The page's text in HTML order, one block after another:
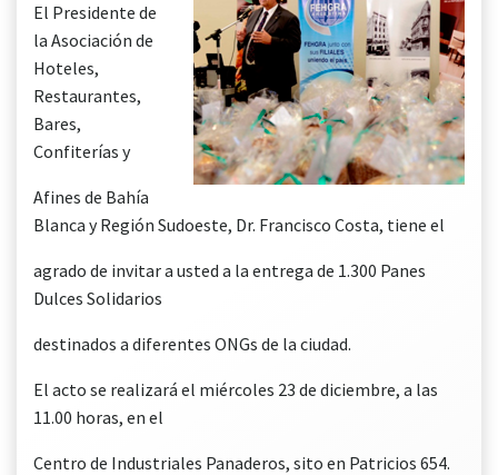
El Presidente de
la Asociación de
Hoteles,
Restaurantes,
Bares,
Confiterías y
Afines de Bahía
Blanca y Región Sudoeste, Dr. Francisco Costa, tiene el
agrado de invitar a usted a la entrega de 1.300 Panes
Dulces Solidarios
destinados a diferentes ONGs de la ciudad.
El acto se realizará el miércoles 23 de diciembre, a las
11.00 horas, en el
Centro de Industriales Panaderos, sito en Patricios 654.